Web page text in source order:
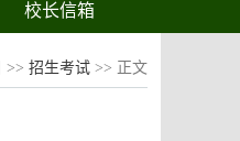
校长信箱
>> 招生考试 >> 正文